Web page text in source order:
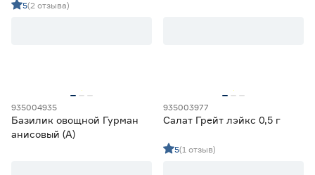
5(2 отзыва)
935004935
Базилик овощной Гурман
анисовый (А)
935003977
Салат Грейт лэйкс 0,5 г
5(1 отзыв)